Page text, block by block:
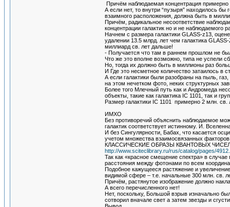
Причём наблюдаемая концентрация
А если нет, то внутри “пузыря” находилось
взаимного расположения, должна быть в
Причём, радикальное несоответствие
концентрации галактик но и не наблюдаемого
Начнем с размера галактики GLASS-z13,
удалении 13.5 млрд. лет чем галактика
миллиард св. лет дальше!
- Получается что там в раннем прошлом не
Что же это вполне возможно, типа не успели
Но, тогда их должно быть в миллионы раз
И Где это несметное количество затаилось в
А если галактики были разобраны на пыль,
на этом нечетком фото, неких структурных
Более того Млечный путь как и Андромеда
объекты, такие как галактика IC 1101, так и
Размер галактики IC 1101 примерно 2 млн.
ИМХО
Без противоречий объяснить наблюдаемое
галактик соответствует истинному. И.
И без Сингулярности, Бабах, что касается
учетом множества взаимосвязанных
КЛАССИЧЕСКИЕ ОБРАЗЫ КВАНТОВЫХ ЧИСЕЛ
http://www.sciteclibrary.ru/rus/catalog/pages/
Так как «красное смещение спектра» в
расстояния между фотонами по всем
Подобное кажущееся растяжение и
видимой сфере – т.е. начальные 300 млн. св.
Причём, растянутое изображение должно
А всего перечисленного нет!
Нет, поскольку, Большой взрыв изначально
сотворил вначале свет а затем звезды и